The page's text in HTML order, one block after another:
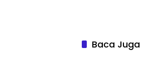
Baca Juga